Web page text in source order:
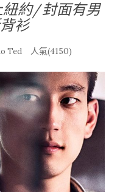
紐約/封面有男
衫
Ted 人氣(4150)